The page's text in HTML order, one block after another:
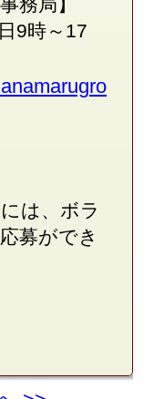
務局】
9時～17
ro
は、ボラ
募ができ